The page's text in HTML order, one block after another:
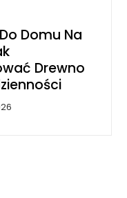
Domu Na
Drewno